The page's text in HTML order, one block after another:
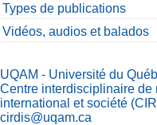
Types de publications
Vidéos, audios et balados
UQAM - Université du
Centre interdisciplinaire de
international et société
cirdis@uqam.ca